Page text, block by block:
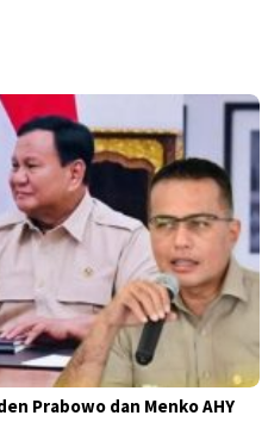
Prabowo dan Menko AHY